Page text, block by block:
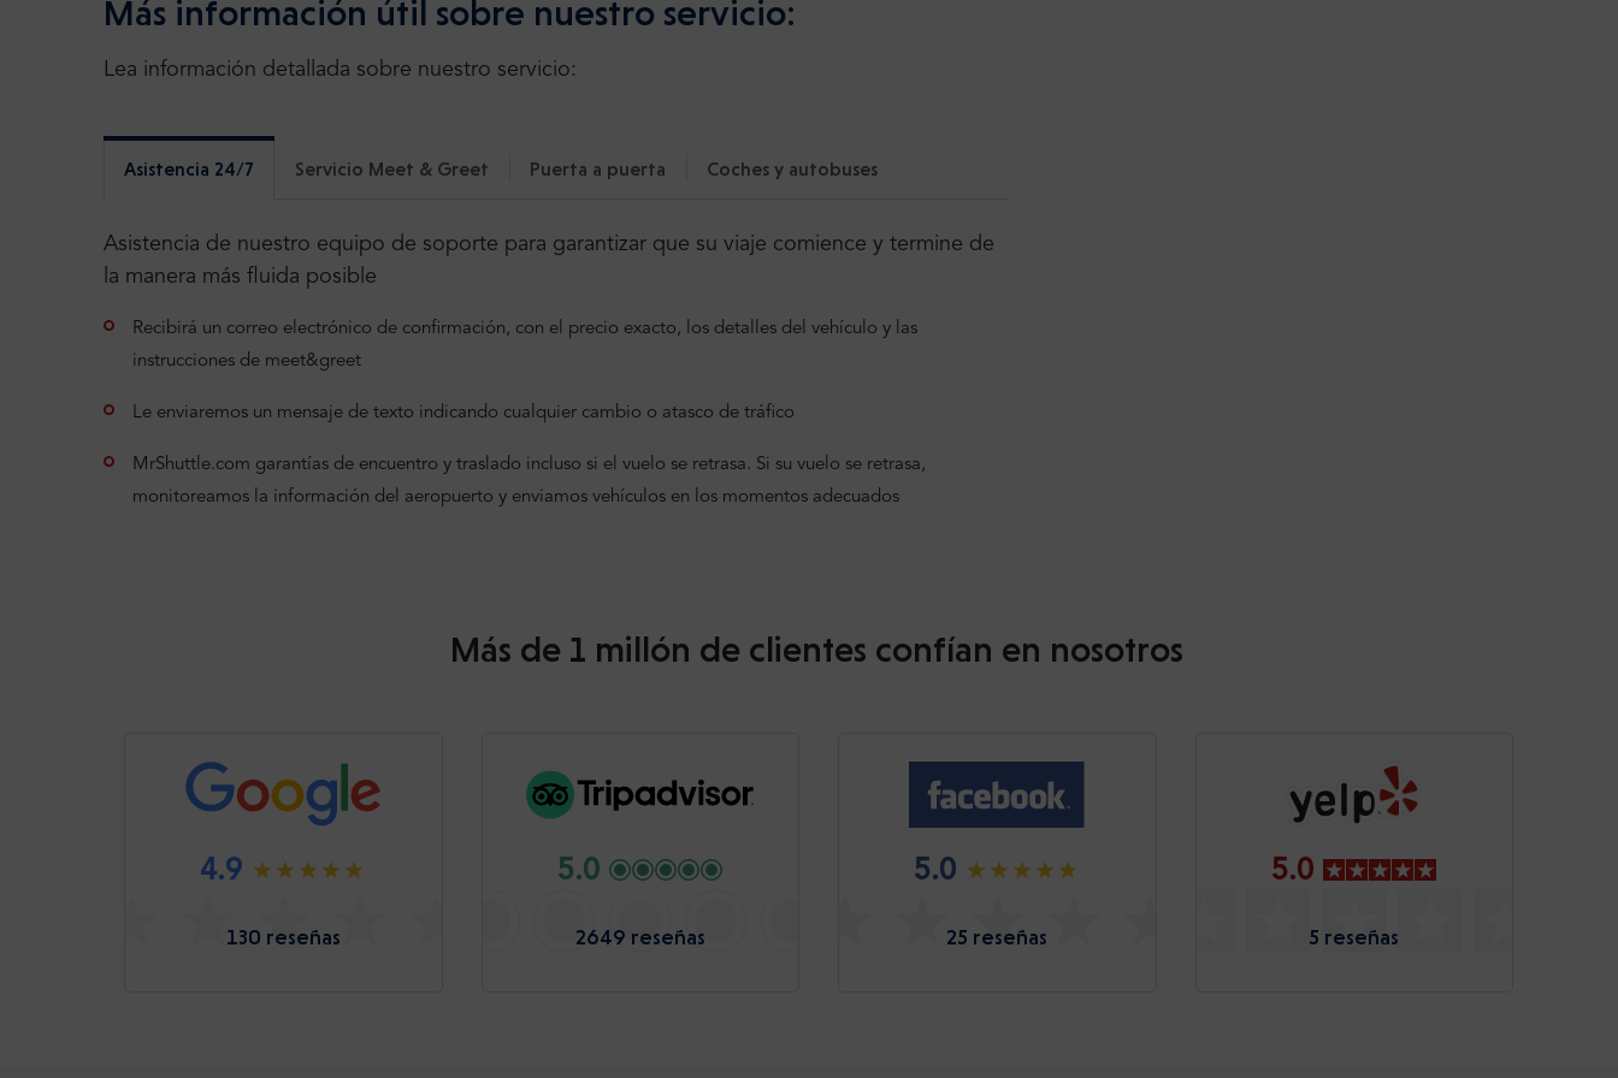
Más información útil sobre nuestro servicio:
Lea información detallada sobre nuestro servicio:
Asistencia 24/7 Servicio Meet & Greet Puerta a puerta Coches y autobuses
Asistencia de nuestro equipo de soporte para garantizar que su viaje comience y termine de
la manera más fluida posible
Recibirá un correo electrónico de confirmación, con el precio exacto, los detalles del vehículo y las
instrucciones de meet&greet
Le enviaremos un mensaje de texto indicando cualquier cambio o atasco de tráfico
MrShuttle.com garantías de encuentro y traslado incluso si el vuelo se retrasa. Si su vuelo se retrasa,
monitoreamos la información del aeropuerto y enviamos vehículos en los momentos adecuados
Más de 1 millón de clientes confían en nosotros
4.9
130 reseñas
5.0
2649 reseñas
5.0
25 reseñas
5.0
5 reseñas